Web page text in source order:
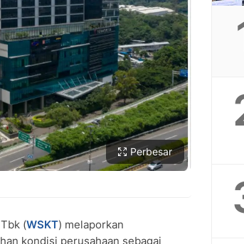
Perbesar
(WSKT) melaporkan
kondisi perusahaan sebagai